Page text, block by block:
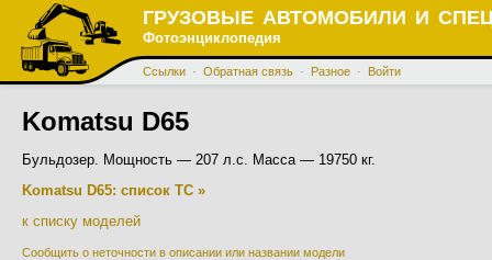
ГРУЗОВЫЕ АВТОМОБИЛИ И
Фотоэнциклопедия
Ссылки · Обратная связь · Разное · Войти
Komatsu D65
Бульдозер. Мощность — 207 л.с. Масса — 19750 кг.
Komatsu D65: список ТС »
к списку моделей
Сообщить о неточности в описании или названии модели